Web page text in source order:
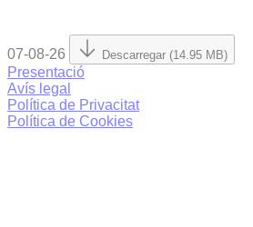
07-08-26 Descarregar (14.95 MB)
Presentació
Avís legal
Política de Privacitat
Política de Cookies